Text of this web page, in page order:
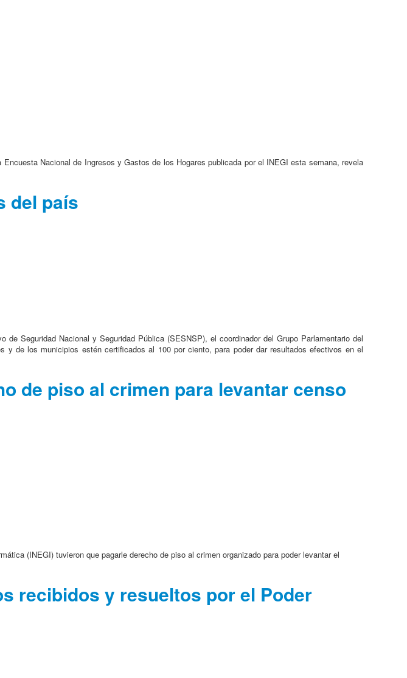
Nacional de Ingresos y Gastos de los Hogares publicada por el INEGI esta semana, revela
del país
Seguridad Nacional y Seguridad Pública (SESNSP), el coordinador del Grupo Parlamentario del
de los municipios estén certificados al 100 por ciento, para poder dar resultados efectivos en el
de piso al crimen para levantar censo
(INEGI) tuvieron que pagarle derecho de piso al crimen organizado para poder levantar el
recibidos y resueltos por el Poder